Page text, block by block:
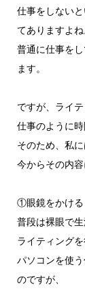
仕事をしない
てありますよね
普通に仕事を
ます。
ですが、ライ
仕事のように時
そのため、私
今からその内容
①眼鏡をかける
普段は裸眼で生
ライティング
パソコンを使
のですが、